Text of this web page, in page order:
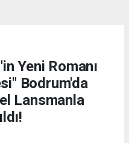
Yeni Romanı
Bodrum'da
Lansmanla